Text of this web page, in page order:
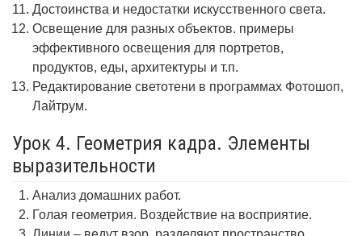
Достоинства и недостатки искусственного света.
Освещение для разных объектов. примеры
эффективного освещения для портретов,
продуктов, еды, архитектуры и т.п.
Редактирование светотени в программах Фотошоп,
Лайтрум.
Урок 4. Геометрия кадра. Элементы
выразительности
Анализ домашних работ.
Голая геометрия. Воздействие на восприятие.